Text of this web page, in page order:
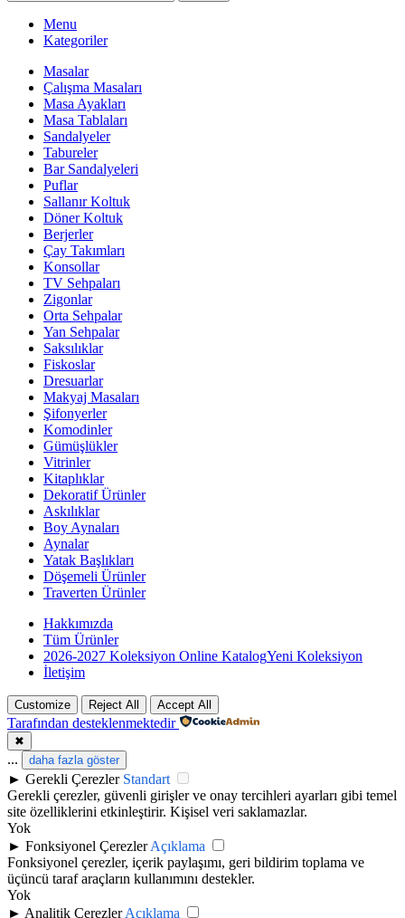
Menu
Kategoriler
Masalar
Çalışma Masaları
Masa Ayakları
Masa Tablaları
Sandalyeler
Tabureler
Bar Sandalyeleri
Puflar
Sallanır Koltuk
Döner Koltuk
Berjerler
Çay Takımları
Konsollar
TV Sehpaları
Zigonlar
Orta Sehpalar
Yan Sehpalar
Saksılıklar
Fiskoslar
Dresuarlar
Makyaj Masaları
Şifonyerler
Komodinler
Gümüşlükler
Vitrinler
Kitaplıklar
Dekoratif Ürünler
Askılıklar
Boy Aynaları
Aynalar
Yatak Başlıkları
Döşemeli Ürünler
Traverten Ürünler
Hakkımızda
Tüm Ürünler
2026-2027 Koleksiyon Online KatalogYeni Koleksiyon
İletişim
Customize Reject All Accept All
Tarafından desteklenmektedir
✖
... daha fazla göster
► Gerekli Çerezler Standart
Gerekli çerezler, güvenli girişler ve onay tercihleri ayarları gibi temel
site özelliklerini etkinleştirir. Kişisel veri saklamazlar.
Yok
► Fonksiyonel Çerezler Açıklama
Fonksiyonel çerezler, içerik paylaşımı, geri bildirim toplama ve
üçüncü taraf araçların kullanımını destekler.
Yok
► Analitik Çerezler Açıklama